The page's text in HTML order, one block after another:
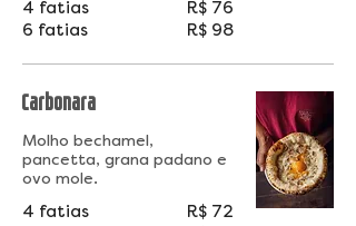
4 fatias
R$ 76
6 fatias
R$ 98
Carbonara
Molho bechamel,
pancetta, grana padano e
ovo mole.
4 fatias
R$ 72